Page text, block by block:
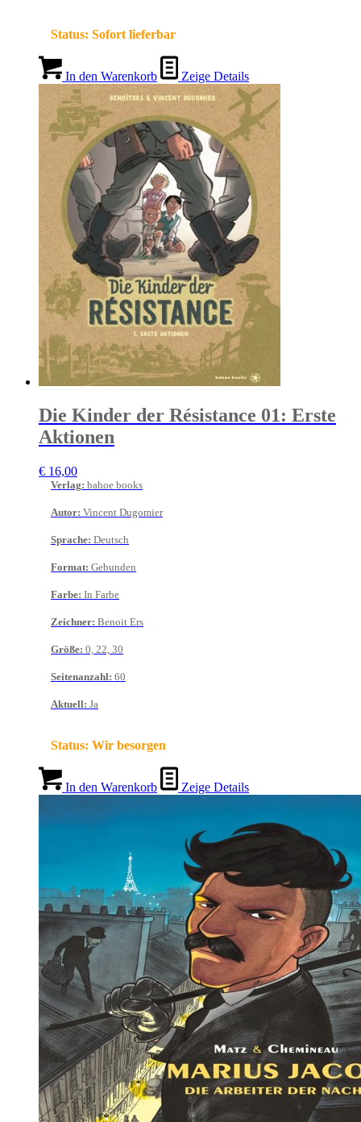
Status: Sofort lieferbar
In den Warenkorb Zeige Details
Die Kinder der Résistance 01: Erste
Aktionen
€ 16,00
Verlag: bahoe books
Autor: Vincent Dugomier
Sprache: Deutsch
Format: Gebunden
Farbe: In Farbe
Zeichner: Benoit Ers
Größe: 0, 22, 30
Seitenanzahl: 60
Aktuell: Ja
Status: Wir besorgen
In den Warenkorb Zeige Details